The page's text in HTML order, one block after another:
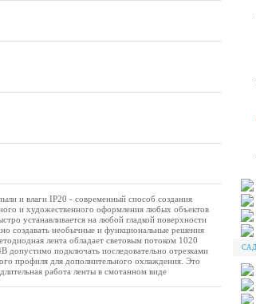
и влаги IP20 - современный способ создания
и художественного оформления любых объектов
устанавливается на любой гладкой поверхности
создавать необычные и функциональные решения
лента обладает световым потоком 1020
подключать последовательно отрезками
профиля для дополнительного охлаждения. Это
работа ленты в смотанном виде